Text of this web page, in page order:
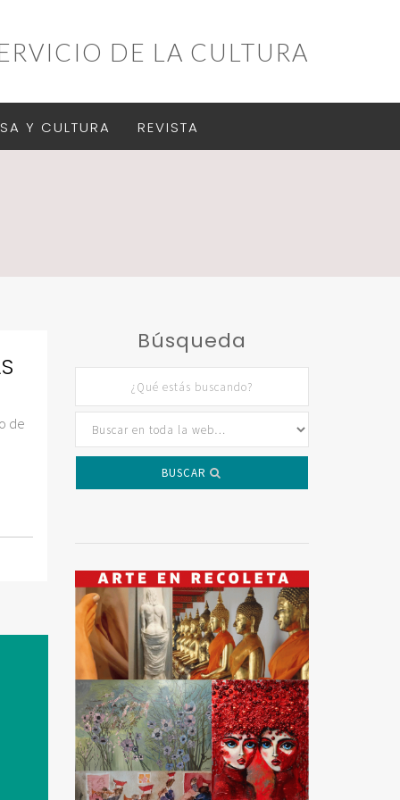
DE LA CULTURA
Y CULTURA REVISTA
de
Búsqueda
BUSCAR